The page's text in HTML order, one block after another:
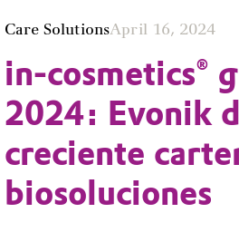
Care SolutionsApril 16, 2024
in-cosmetics®
2024: Evonik
creciente
biosoluciones